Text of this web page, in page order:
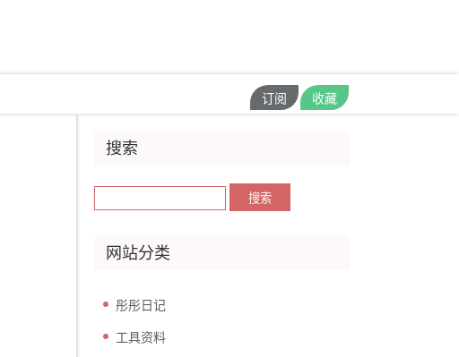
订阅 收藏
搜索
网站分类
彤彤日记
工具资料